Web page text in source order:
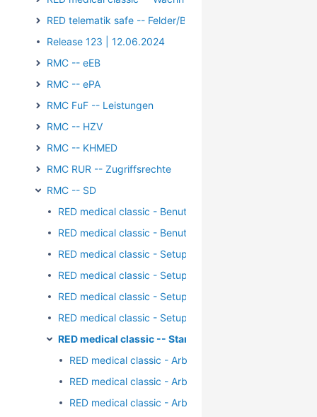
RED telematik safe -- Felder/Bilder
Release 123 | 12.06.2024
RMC -- eEB
RMC -- ePA
RMC FuF -- Leistungen
RMC -- HZV
RMC -- KHMED
RMC RUR -- Zugriffsrechte
RMC -- SD
RED medical classic - Benutzergruppen - Identifikation
RED medical classic - Benutzergruppen - Kontaktdaten
RED medical classic - Setup - Einschränkung LANR/
RED medical classic - Setup - KV-Connect - Keystore
RED medical classic - Setup - KV-Connect - Username
RED medical classic - Setup - Zugriffsrechte
RED medical classic -- Stammdaten - Arbeitsplatz
RED medical classic - Arbeitsplatz - Drucker -
RED medical classic - Arbeitsplatz - Drucker -
RED medical classic - Arbeitsplatz - Drucker -